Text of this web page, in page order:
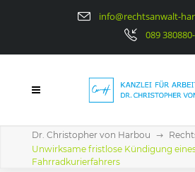
info@rechtsanwalt-
089
Dr. Christopher von Harbou
Unwirksame fristlose Kündigung
Fahrradkurierfahrers